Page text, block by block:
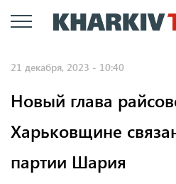
к
21 декабря, 2023 - 10:40
Новый глава
Харьковщине
партии Шария